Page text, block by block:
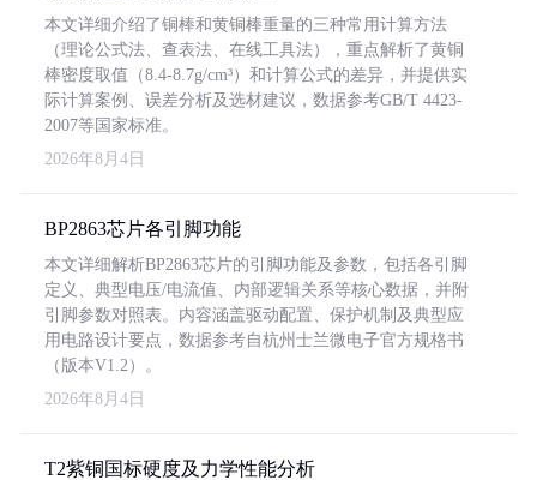
本文详细介绍了铜棒和黄铜棒重量的三种常用计算方法
（理论公式法、查表法、在线工具法），重点解析了黄铜
棒密度取值（8.4-8.7g/cm³）和计算公式的差异，并提供实
际计算案例、误差分析及选材建议，数据参考GB/T 4423-
2007等国家标准。
2026年8月4日
BP2863芯片各引脚功能
本文详细解析BP2863芯片的引脚功能及参数，包括各引脚
定义、典型电压/电流值、内部逻辑关系等核心数据，并附
引脚参数对照表。内容涵盖驱动配置、保护机制及典型应
用电路设计要点，数据参考自杭州士兰微电子官方规格书
（版本V1.2）。
2026年8月4日
T2紫铜国标硬度及力学性能分析